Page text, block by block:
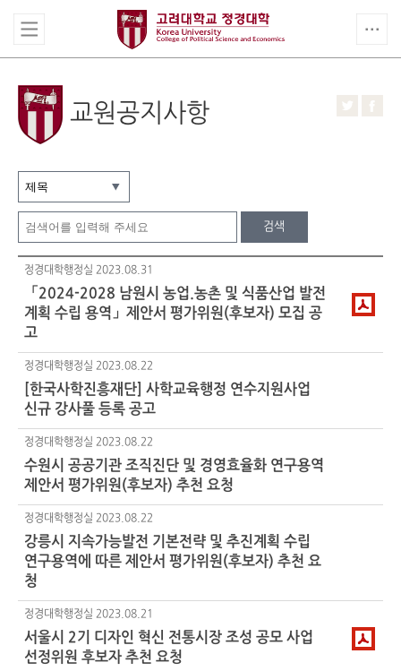
교원공지사항
검색
정경대학행정실 2023.08.31
「2024-2028 남원시 농업.농촌 및 식품산업 발전
계획 수립 용역」제안서 평가위원(후보자) 모집 공
고
정경대학행정실 2023.08.22
[한국사학진흥재단] 사학교육행정 연수지원사업
신규 강사풀 등록 공고
정경대학행정실 2023.08.22
수원시 공공기관 조직진단 및 경영효율화 연구용역
제안서 평가위원(후보자) 추천 요청
정경대학행정실 2023.08.22
강릉시 지속가능발전 기본전략 및 추진계획 수립
연구용역에 따른 제안서 평가위원(후보자) 추천 요
청
정경대학행정실 2023.08.21
서울시 2기
디자인 혁신 전통시장 조성 공모 사업
선정위원 후보자 추천 요청